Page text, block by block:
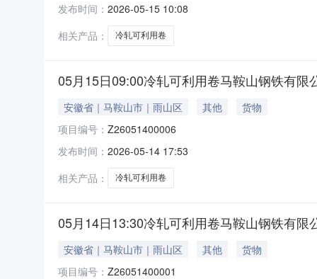
发布时间： 2026-05-15 10:08
相关产品：
冷轧可利用卷
05月15日09:00冷轧可利用卷马鞍山钢铁有限
安徽省｜马鞍山市｜雨山区 其他
货物
项目编号： Z26051400006
发布时间： 2026-05-14 17:53
相关产品：
冷轧可利用卷
05月14日13:30冷轧可利用卷马鞍山钢铁有限
安徽省｜马鞍山市｜雨山区 其他
货物
项目编号： Z26051400001